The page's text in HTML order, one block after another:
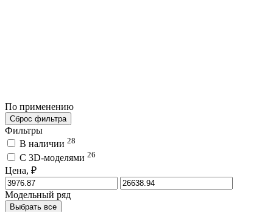
По применению
Сброс фильтра
Фильтры
В наличии 28
C 3D-моделями 26
Цена, ₽
Модельный ряд
Выбрать все